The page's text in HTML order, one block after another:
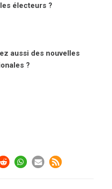
électeurs ?
aussi des nouvelles
?